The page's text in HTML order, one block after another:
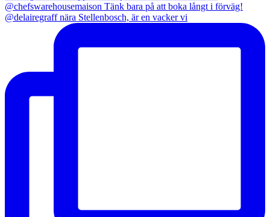
@delairegraff nära Stellenbosch, är en vacker vi